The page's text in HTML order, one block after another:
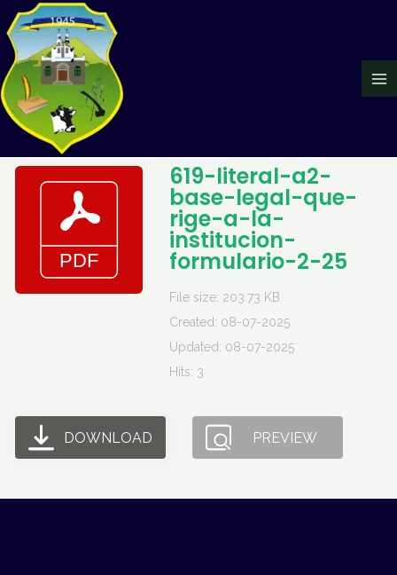
al
contenido
619-literal-a2-
base-legal-que-
rige-a-la-
institucion-
formulario-2-25
File size: 203.73 KB
Created: 08-07-2025
Updated: 08-07-2025
Hits: 3
DOWNLOAD PREVIEW